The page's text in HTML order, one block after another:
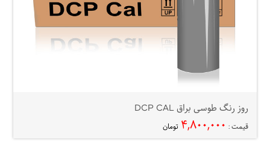
روز رنگ طوسی براق DCP CAL
قیمت : ۴,۸۰۰,۰۰۰ تومان